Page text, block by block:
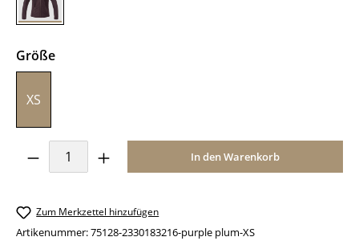
purple plum
Größeauswählen
XS
Produkt Anzahl: Gib den gewünschten
In den Warenkorb
Zum Merkzettel hinzufügen
Artikenummer:75128-2330183216-purple plum-XS